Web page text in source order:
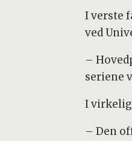
I verste
ved
–
seriene
I
– ­Den